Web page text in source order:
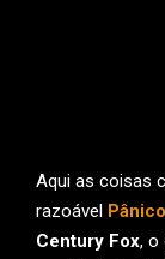
Aqui as coisas
razoável
Century Fox, o